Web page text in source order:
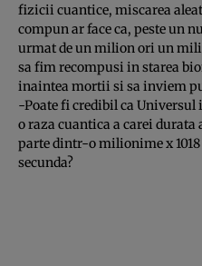
fizicii cuantice, miscarea
compun ar face ca, peste un
urmat de un milion ori un
sa fim recompusi in starea
inaintea mortii si sa inviem
-Poate fi credibil ca
o raza cuantica a carei durata
parte dintr-o milionime x 1018
secunda?